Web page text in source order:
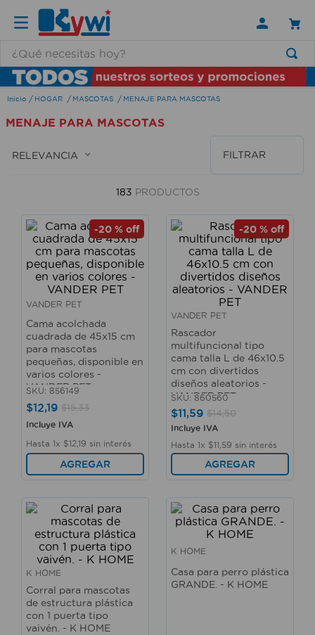
HOGAR MASCOTAS MENAJE PARA MASCOTAS
MENAJE PARA MASCOTAS
RELEVANCIA FILTRAR
183 PRODUCTOS
-20 % off
VANDER PET
Cama acolchada
cuadrada de 45x15 cm
para mascotas
pequeñas, disponible en
varios colores -
VANDER PET
SKU: 856149
$12,19 $15,33
Incluye IVA
Hasta 1x $1219 sin interés
AGREGAR
-20 % off
VANDER PET
Rascador
multifuncional tipo
cama talla L de 46x10.5
cm con divertidos
diseños aleatorios -
VANDER PET
SKU: 860560
$11,59 $14,50
Incluye IVA
Hasta 1x $11 59 sin interés
AGREGAR
K HOME
Corral para mascotas
de estructura plástica
con 1 puerta tipo
vaivén. - K HOME
K HOME
Casa para perro plástica
GRANDE. - K HOME
TÉRMINOS MÁS BUSCADOS
1.
lamparas
2.
ducha
3.
silla
organizador
cerradura
taladro
aspiradora
sillas